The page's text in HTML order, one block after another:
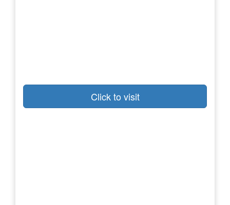
Click to visit